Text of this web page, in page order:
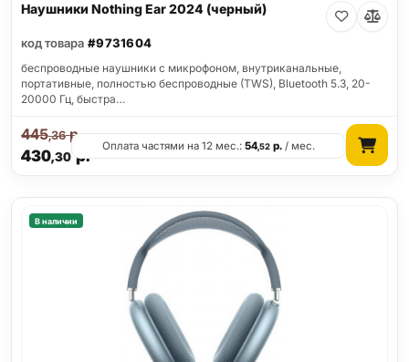
Наушники Nothing Ear 2024 (черный)
код товара #9731604
беспроводные наушники с микрофоном, внутриканальные,
портативные, полностью беспроводные (TWS), Bluetooth 5.3, 20-
20000 Гц, быстра…
430,30р.
445,36р.
Оплата частями на 12 мес.:54,52 р. / мес.
В наличии